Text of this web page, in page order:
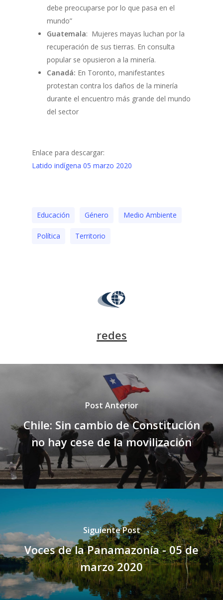
debe preocuparse por lo que pasa en el
mundo”
Guatemala: Mujeres mayas luchan por la
recuperación de sus tierras. En consulta
popular se opusieron a la minería.
Canadá: En Toronto, manifestantes
protestan contra los daños de la minería
durante el encuentro más grande del mundo
del sector
Enlace para descargar:
Latido indígena 05 marzo 2020
Educación Género Medio Ambiente
Polí­tica Territorio
redes
Post Anterior
Chile: Sin cambio de Constitución
no hay cese de la movilización
Siguiente Post
Voces de la Panamazonía - 05 de
marzo 2020